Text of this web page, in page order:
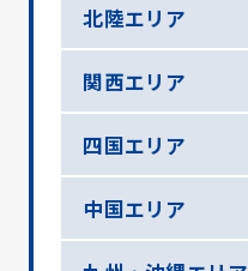
北陸エリア
関西エリア
四国エリア
中国エリア